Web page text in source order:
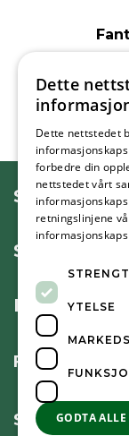
SNAKK MED
SKRIV TIL
BESØK OSS
FØLG OSS
SNARVEIER
Dette
Dette nettstedet
forbedre din
nettstedet vårt
retningslinjene
YTELSE
GODTA ALLE